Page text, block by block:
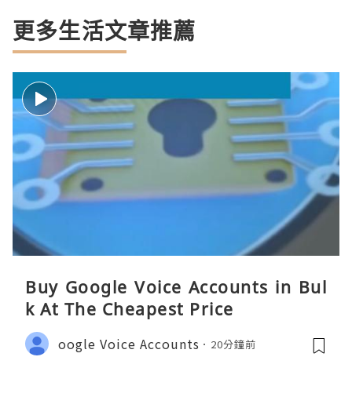
更多生活文章推薦
Buy Google Voice Accounts in Bul
k At The Cheapest Price
oogle Voice Accounts 20分鐘前